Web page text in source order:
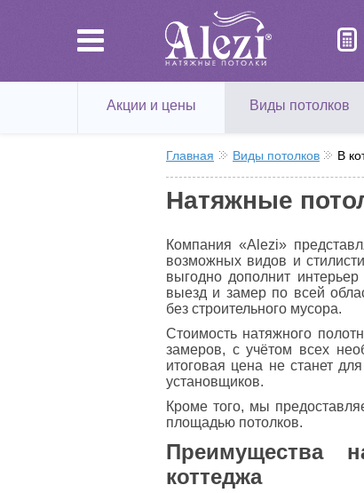
Акции и цены Виды потолков
Главная Виды потолков В
Натяжные
Компания «Alezi»
возможных видов и
выгодно дополнит
выезд и замер по всей
без строительного мусора.
Стоимость натяжного
замеров, с учётом всех
итоговая цена не станет
установщиков.
Кроме того, мы
площадью потолков.
Преимущества
коттеджа